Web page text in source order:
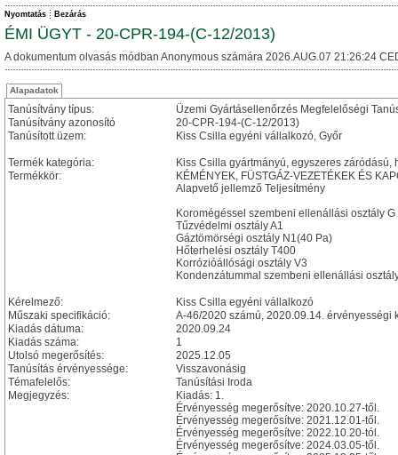
Nyomtatás Bezárás
ÉMI ÜGYT - 20-CPR-194-(C-12/2013)
A dokumentum olvasás módban Anonymous számára 2026.AUG.07 21:26:24
Alapadatok
Tanúsítvány típus:
Üzemi Gyártásellenőrzés Megfelelőségi
Tanúsítvány azonosító
20-CPR-194-(C-12/2013)
Tanúsított üzem:
Kiss Csilla egyéni vállalkozó, Győr
Termék kategória:
Kiss Csilla gyártmányú, egyszeres
Termékkör:
KÉMÉNYEK, FÜSTGÁZ-VEZETÉKEK ÉS
Alapvető jellemző Teljesítmény
Koromégéssel szembeni ellenállási osztály G
Tűzvédelmi osztály A1
Gáztömörségi osztály N1(40 Pa)
Hőterhelési osztály T400
Korrózióállósági osztály V3
Kondenzátummal szembeni ellenállási
Kérelmező:
Kiss Csilla egyéni vállalkozó
Műszaki specifikáció:
A-46/2020 számú, 2020.09.14. érvényességi
Kiadás dátuma:
2020.09.24
Kiadás száma:
1
Utolsó megerősítés:
2025.12.05
Tanúsítás érvényessége:
Visszavonásig
Témafelelős:
Tanúsítási Iroda
Megjegyzés:
Kiadás: 1.
Érvényesség megerősítve: 2020.10.27-től.
Érvényesség megerősítve: 2021.12.01-től.
Érvényesség megerősítve: 2022.10.20-tól.
Érvényesség megerősítve: 2024.03.05-től.